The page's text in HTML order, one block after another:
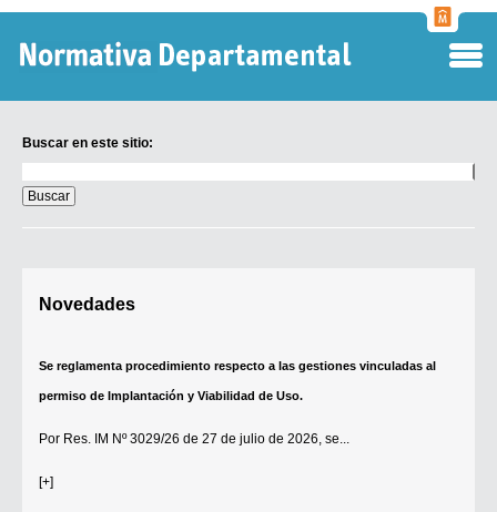
Buscar en este sitio:
en
este
sitio:
Novedades
Se reglamenta procedimiento respecto a las gestiones vinculadas al
permiso de Implantación y Viabilidad de Uso.
Por Res. IM Nº 3029/26 de 27 de julio de 2026, se...
[+]